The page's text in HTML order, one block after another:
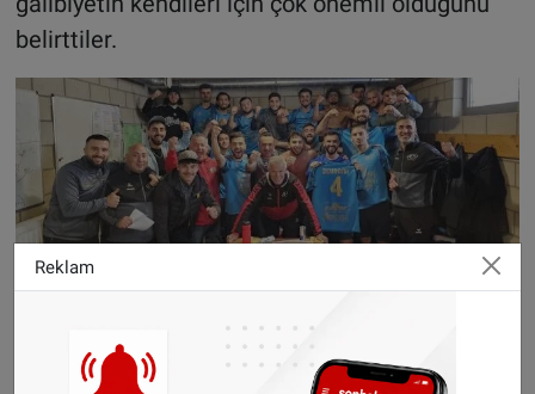
belirttiler.
Çavuş ve Karali, “Bugün hem tanıtım gecemiz
Reklam